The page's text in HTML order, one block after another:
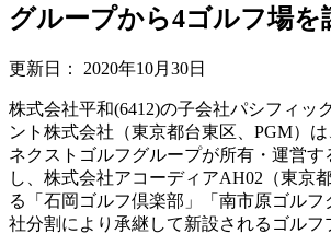
グループから4ゴルフ場を
更新日： 2020年10月30日
株式会社平和(6412)の子会社パシフィッ
ント株式会社（東京都台東区、PGM）は
ネクストゴルフグループが所有・運営す
し、株式会社アコーディアAH02（東京
る「石岡ゴルフ倶楽部」「南市原ゴルフ
社分割により承継して新設されるゴルフ